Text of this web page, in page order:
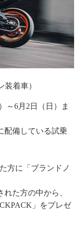
着車）
～6月2日（日）ま
配備している試乗
方に「ブランドノ
れた方の中から、
」をプレゼ